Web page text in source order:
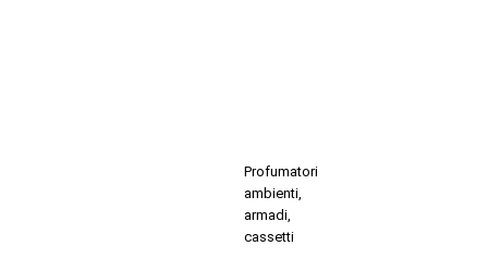
Profumatori
ambienti,
armadi,
cassetti